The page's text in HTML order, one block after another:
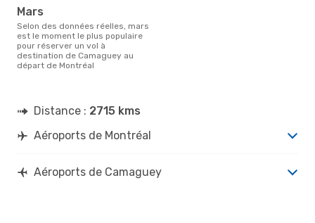
mars
Selon des données réelles, mars
est le moment le plus populaire
pour réserver un vol à
destination de Camaguey au
départ de Montréal
Distance : 2715 kms
Aéroports de Montréal
Aéroports de Camaguey